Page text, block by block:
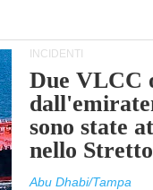
INCIDENTI
Due VLCC
sono state
nello
Abu Dhabi/Tampa